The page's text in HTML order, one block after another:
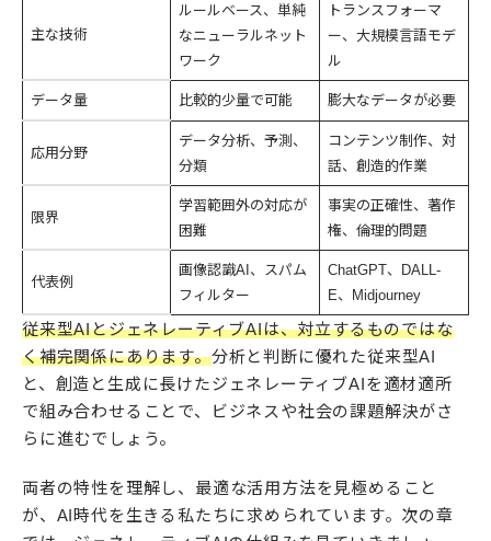
主な技術
ルールベース、単純
なニューラルネット
ワーク
トランスフォーマ
ー、大規模言語モデ
ル
データ量 比較的少量で可能 膨大なデータが必要
応用分野
データ分析、予測、
分類
コンテンツ制作、対
話、創造的作業
限界
学習範囲外の対応が
困難
事実の正確性、著作
権、倫理的問題
代表例
画像認識AI、スパム
フィルター
ChatGPT、DALL-
E、Midjourney
従来型AIとジェネレーティブAIは、対立するものではな
く補完関係にあります。分析と判断に優れた従来型AI
と、創造と生成に長けたジェネレーティブAIを適材適所
で組み合わせることで、ビジネスや社会の課題解決がさ
らに進むでしょう。
両者の特性を理解し、最適な活用方法を見極めること
が、AI時代を生きる私たちに求められています。次の章